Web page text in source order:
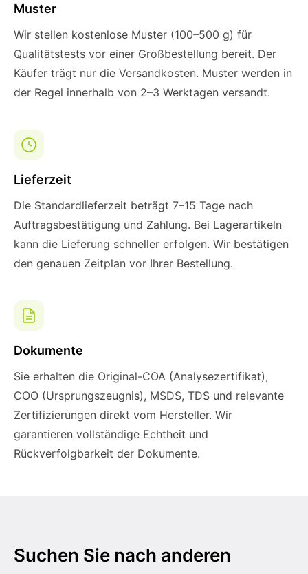
Muster
Wir stellen kostenlose Muster (100–500 g) für
Qualitätstests vor einer Großbestellung bereit. Der
Käufer trägt nur die Versandkosten. Muster werden in
der Regel innerhalb von 2–3 Werktagen versandt.
Lieferzeit
Die Standardlieferzeit beträgt 7–15 Tage nach
Auftragsbestätigung und Zahlung. Bei Lagerartikeln
kann die Lieferung schneller erfolgen. Wir bestätigen
den genauen Zeitplan vor Ihrer Bestellung.
Dokumente
Sie erhalten die Original-COA (Analysezertifikat),
COO (Ursprungszeugnis), MSDS, TDS und relevante
Zertifizierungen direkt vom Hersteller. Wir
garantieren vollständige Echtheit und
Rückverfolgbarkeit der Dokumente.
Suchen Sie nach anderen